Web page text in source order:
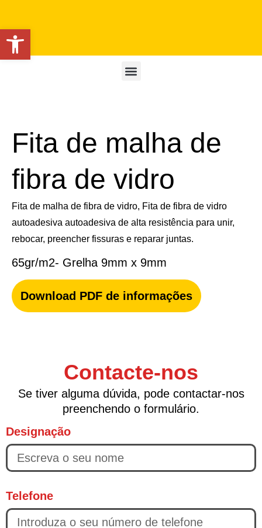
Fita de malha de
fibra de vidro
Fita de malha de fibra de vidro, Fita de fibra de vidro
autoadesiva autoadesiva de alta resistência para unir,
rebocar, preencher fissuras e reparar juntas.
65gr/m2- Grelha 9mm x 9mm
Download PDF de informações
Contacte-nos
Se tiver alguma dúvida, pode contactar-nos
preenchendo o formulário.
Designação
Telefone
Open toolbar